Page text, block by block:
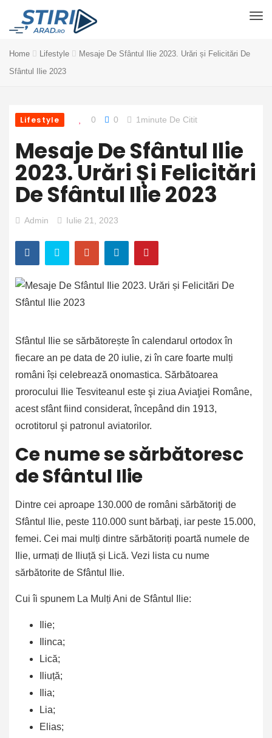
Home Lifestyle
Mesaje De Sfântul Ilie 2023. Urări și Felicitări De
Sfântul Ilie 2023
Lifestyle 0 0 1minute De Citit
Mesaje De Sfântul Ilie
2023. Urări Și Felicitări
De Sfântul Ilie 2023
Admin Iulie 21, 2023
Sfântul Ilie se sărbătorește în calendarul ortodox în
fiecare an pe data de 20 iulie, zi în care foarte mulți
români își celebrează onomastica. Sărbătoarea
prorocului Ilie Tesviteanul este şi ziua Aviaţiei Române,
acest sfânt fiind considerat, începând din 1913,
ocrotitorul şi patronul aviatorilor.
Ce nume se sărbătoresc
de Sfântul Ilie
Dintre cei aproape 130.000 de români sărbătoriţi de
Sfântul Ilie, peste 110.000 sunt bărbaţi, iar peste 15.000,
femei. Cei mai mulți dintre sărbătoriți poartă numele de
Ilie, urmați de Iliuță și Lică. Vezi lista cu nume
sărbătorite de Sfântul Ilie.
Cui îi spunem La Mulți Ani de Sfântul Ilie:
Ilie;
Ilinca;
Lică;
Iliuță;
Ilia;
Lia;
Elias;